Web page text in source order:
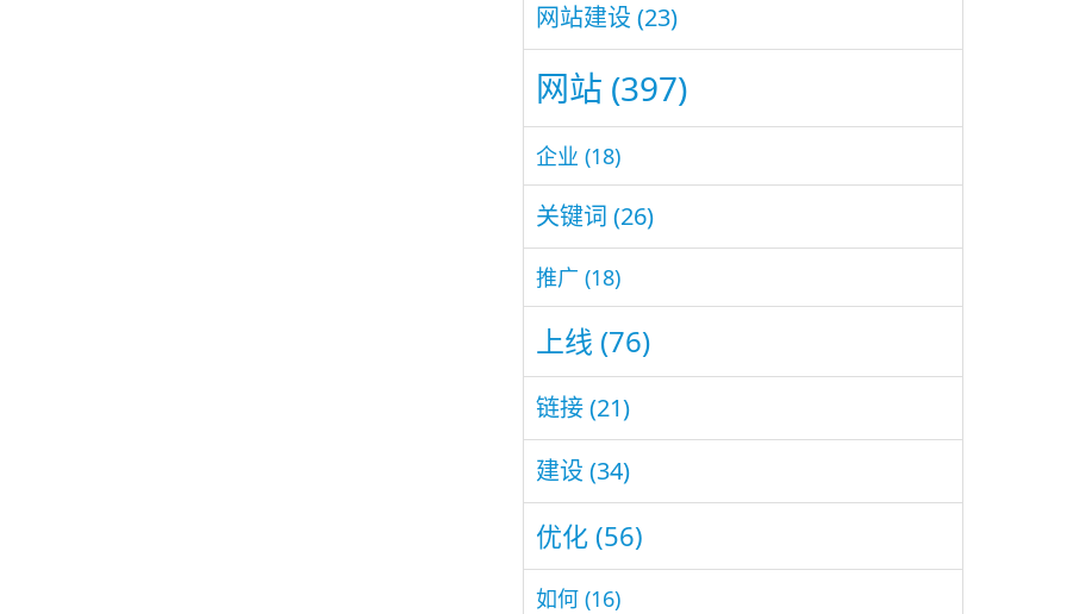
网站建设 (23)
网站 (397)
企业 (18)
关键词 (26)
推广 (18)
上线 (76)
链接(21)
建设 (34)
优化 (56)
如何 (16)